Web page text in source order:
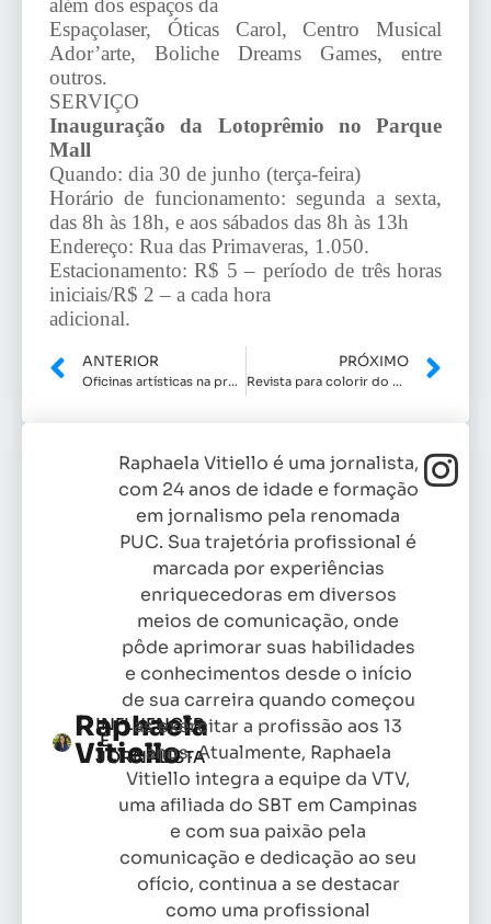
além dos espaços da
Espaçolaser, Óticas Carol, Centro Musical
Ador’arte, Boliche Dreams Games, entre
outros.
SERVIÇO
Inauguração da Lotoprêmio no Parque
Mall
Quando: dia 30 de junho (terça-feira)
Horário de funcionamento: segunda a sexta,
das 8h às 18h, e aos sábados das 8h às 13h
Endereço: Rua das Primaveras, 1.050.
Estacionamento: R$ 5 – período de três horas
iniciais/R$ 2 – a cada hora
adicional.
ANTERIOR
Oficinas artísticas na programação de Mostra de Artes Cênicas de Indaiatuba
PRÓXIMO
Revista para colorir do Papo Amarelo
Raphaela
Vitiello
INFLUENCER
E
JORNALISTA
Raphaela Vitiello é uma jornalista,
com 24 anos de idade e formação
em jornalismo pela renomada
PUC. Sua trajetória profissional é
marcada por experiências
enriquecedoras em diversos
meios de comunicação, onde
pôde aprimorar suas habilidades
e conhecimentos desde o início
de sua carreira quando começou
as exercitar a profissão aos 13
anos. Atualmente, Raphaela
Vitiello integra a equipe da VTV,
uma afiliada do SBT em Campinas
e com sua paixão pela
comunicação e dedicação ao seu
ofício, continua a se destacar
como uma profissional